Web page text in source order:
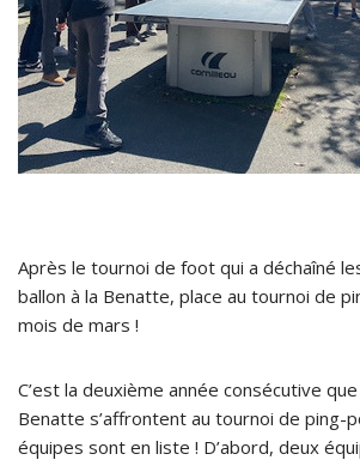
Après le tournoi de foot qui a déchaîné
ballon à la Benatte, place au tournoi de
mois de mars !
C’est la deuxième année consécutive
Benatte s’affrontent au tournoi de ping-
équipes sont en liste ! D’abord, deux